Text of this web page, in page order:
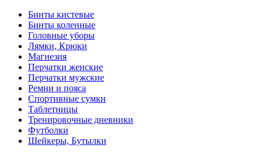
Бинты кистевые
Бинты коленные
Головные уборы
Лямки, Крюки
Магнезия
Перчатки женские
Перчатки мужские
Ремни и пояса
Спортивные сумки
Таблетницы
Тренировочные дневники
Футболки
Шейкеры, Бутылки